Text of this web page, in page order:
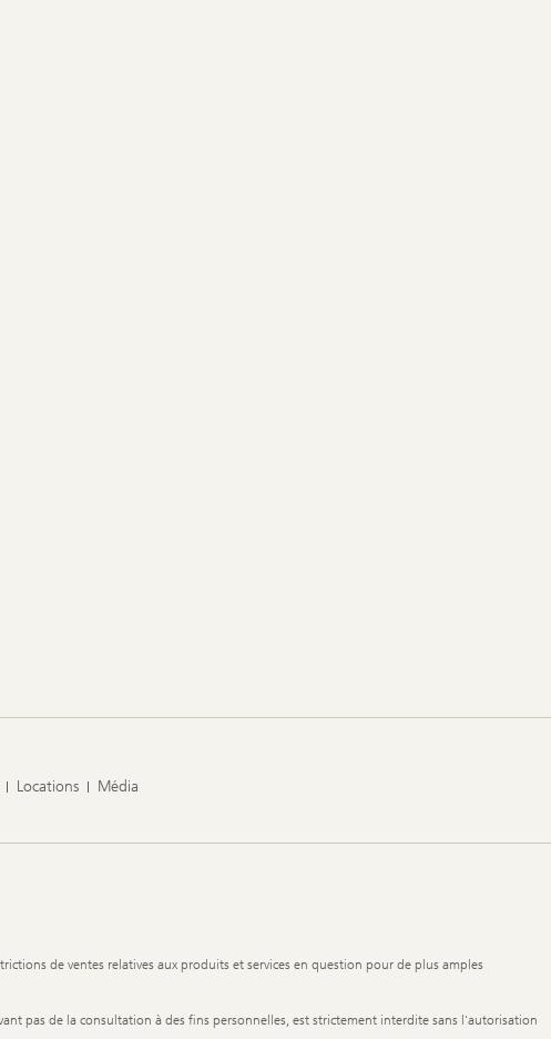
Locations Média
de ventes relatives aux produits et services en question pour de plus amples
pas de la consultation à des fins personnelles, est strictement interdite sans l'autorisation